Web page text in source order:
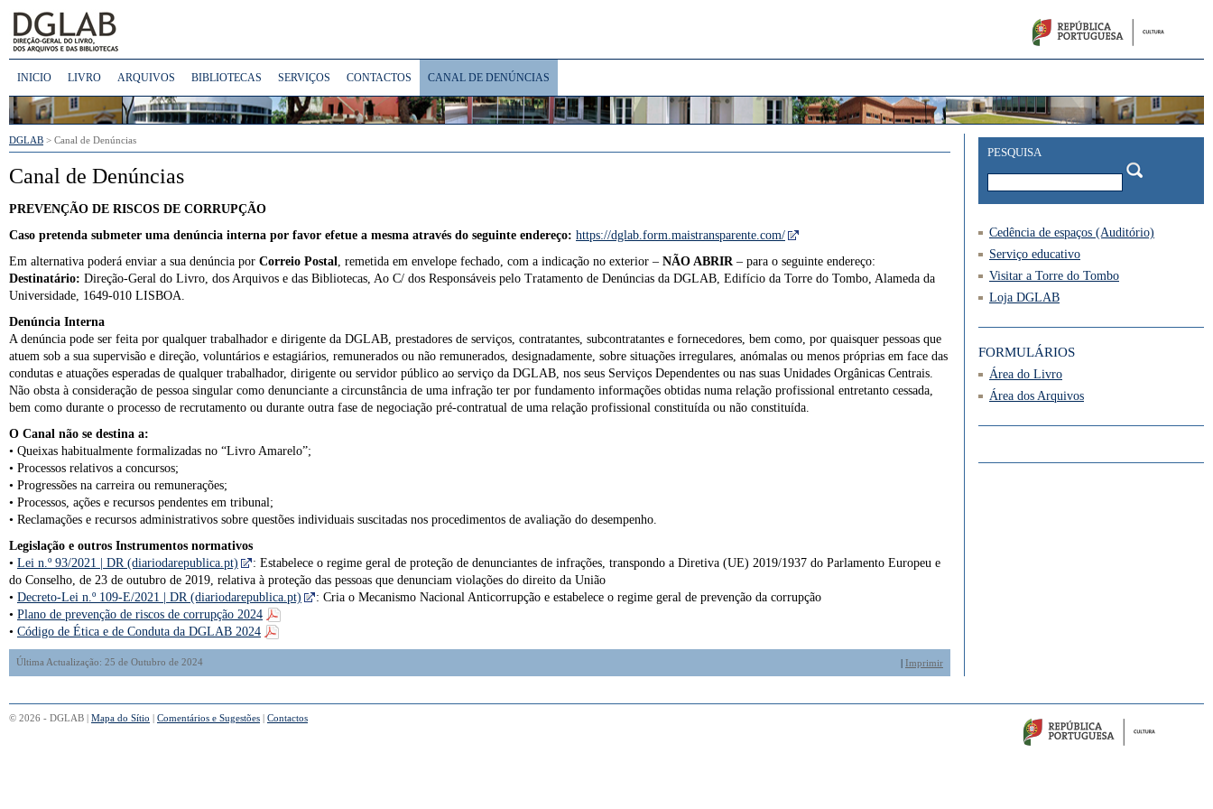
INICIO LIVRO ARQUIVOS BIBLIOTECAS SERVIÇOS CONTACTOS CANAL DE DENÚNCIAS
DGLAB > Canal de Denúncias
Canal de Denúncias
PREVENÇÃO DE RISCOS DE CORRUPÇÃO
Caso pretenda submeter uma denúncia interna por favor efetue a mesma através do seguinte endereço: https://dglab.form.maistransparente.com/
Em alternativa poderá enviar a sua denúncia por Correio Postal, remetida em envelope fechado, com a indicação no exterior – NÃO ABRIR– para o seguinte endereço:
Destinatário: Direção-Geral do Livro, dos Arquivos e das Bibliotecas, Ao C/ dos Responsáveis pelo Tratamento de Denúncias da DGLAB, Edifício da Torre do Tombo, Alameda da
Universidade, 1649-010 LISBOA.
Denúncia Interna
A denúncia pode ser feita por qualquer trabalhador e dirigente da DGLAB, prestadores de serviços, contratantes, subcontratantes e fornecedores, bem como, por quaisquer pessoas que
atuem sob a sua supervisão e direção, voluntários e estagiários, remunerados ou não remunerados, designadamente, sobre situações irregulares, anómalas ou menos próprias em face das
condutas e atuações esperadas de qualquer trabalhador, dirigente ou servidor público ao serviço da DGLAB, nos seus Serviços Dependentes ou nas suas Unidades Orgânicas Centrais.
Não obsta à consideração de pessoa singular como denunciante a circunstância de uma infração ter por fundamento informações obtidas numa relação profissional entretanto cessada,
bem como durante o processo de recrutamento ou durante outra fase de negociação pré-contratual de uma relação profissional constituída ou não constituída.
O Canal não se destina a:
• Queixas habitualmente formalizadas no “Livro Amarelo”;
• Processos relativos a concursos;
• Progressões na carreira ou remunerações;
• Processos, ações e recursos pendentes em tribunal;
• Reclamações e recursos administrativos sobre questões individuais suscitadas nos procedimentos de avaliação do desempenho.
Legislação e outros Instrumentos normativos
• Lei n.º 93/2021 | DR (diariodarepublica.pt)
: Estabelece o regime geral de proteção de denunciantes de infrações, transpondo a Diretiva (UE) 2019/1937 do Parlamento Europeu e
do Conselho, de 23 de outubro de 2019, relativa à proteção das pessoas que denunciam violações do direito da União
• Decreto-Lei n.º 109-E/2021 | DR (diariodarepublica.pt)
: Cria o Mecanismo Nacional Anticorrupção e estabelece o regime geral de prevenção da corrupção
• Plano de prevenção de riscos de corrupção 2024
• Código de Ética e de Conduta da DGLAB 2024
Última Actualização: 25 de Outubro de 2024 | Imprimir
PESQUISA
Cedência de espaços (Auditório)
Serviço educativo
Visitar a Torre do Tombo
Loja DGLAB
FORMULÁRIOS
Área do Livro
Área dos Arquivos
© 2026 - DGLAB | Mapa do Sítio | Comentários e Sugestões | Contactos